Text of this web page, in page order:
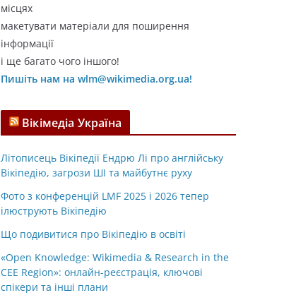
місцях
макетувати матеріали для поширення
інформації
і ще багато чого іншого!
Пишіть нам на wlm@wikimedia.org.ua!
Вікімедіа Україна
Літописець Вікіпедії Ендрю Лі про англійську
Вікіпедію, загрози ШІ та майбутнє руху
Фото з конференцій LMF 2025 і 2026 тепер
ілюструють Вікіпедію
Що подивитися про Вікіпедію в освіті
«Open Knowledge: Wikimedia & Research in the
CEE Region»: онлайн-реєстрація, ключові
спікери та інші плани